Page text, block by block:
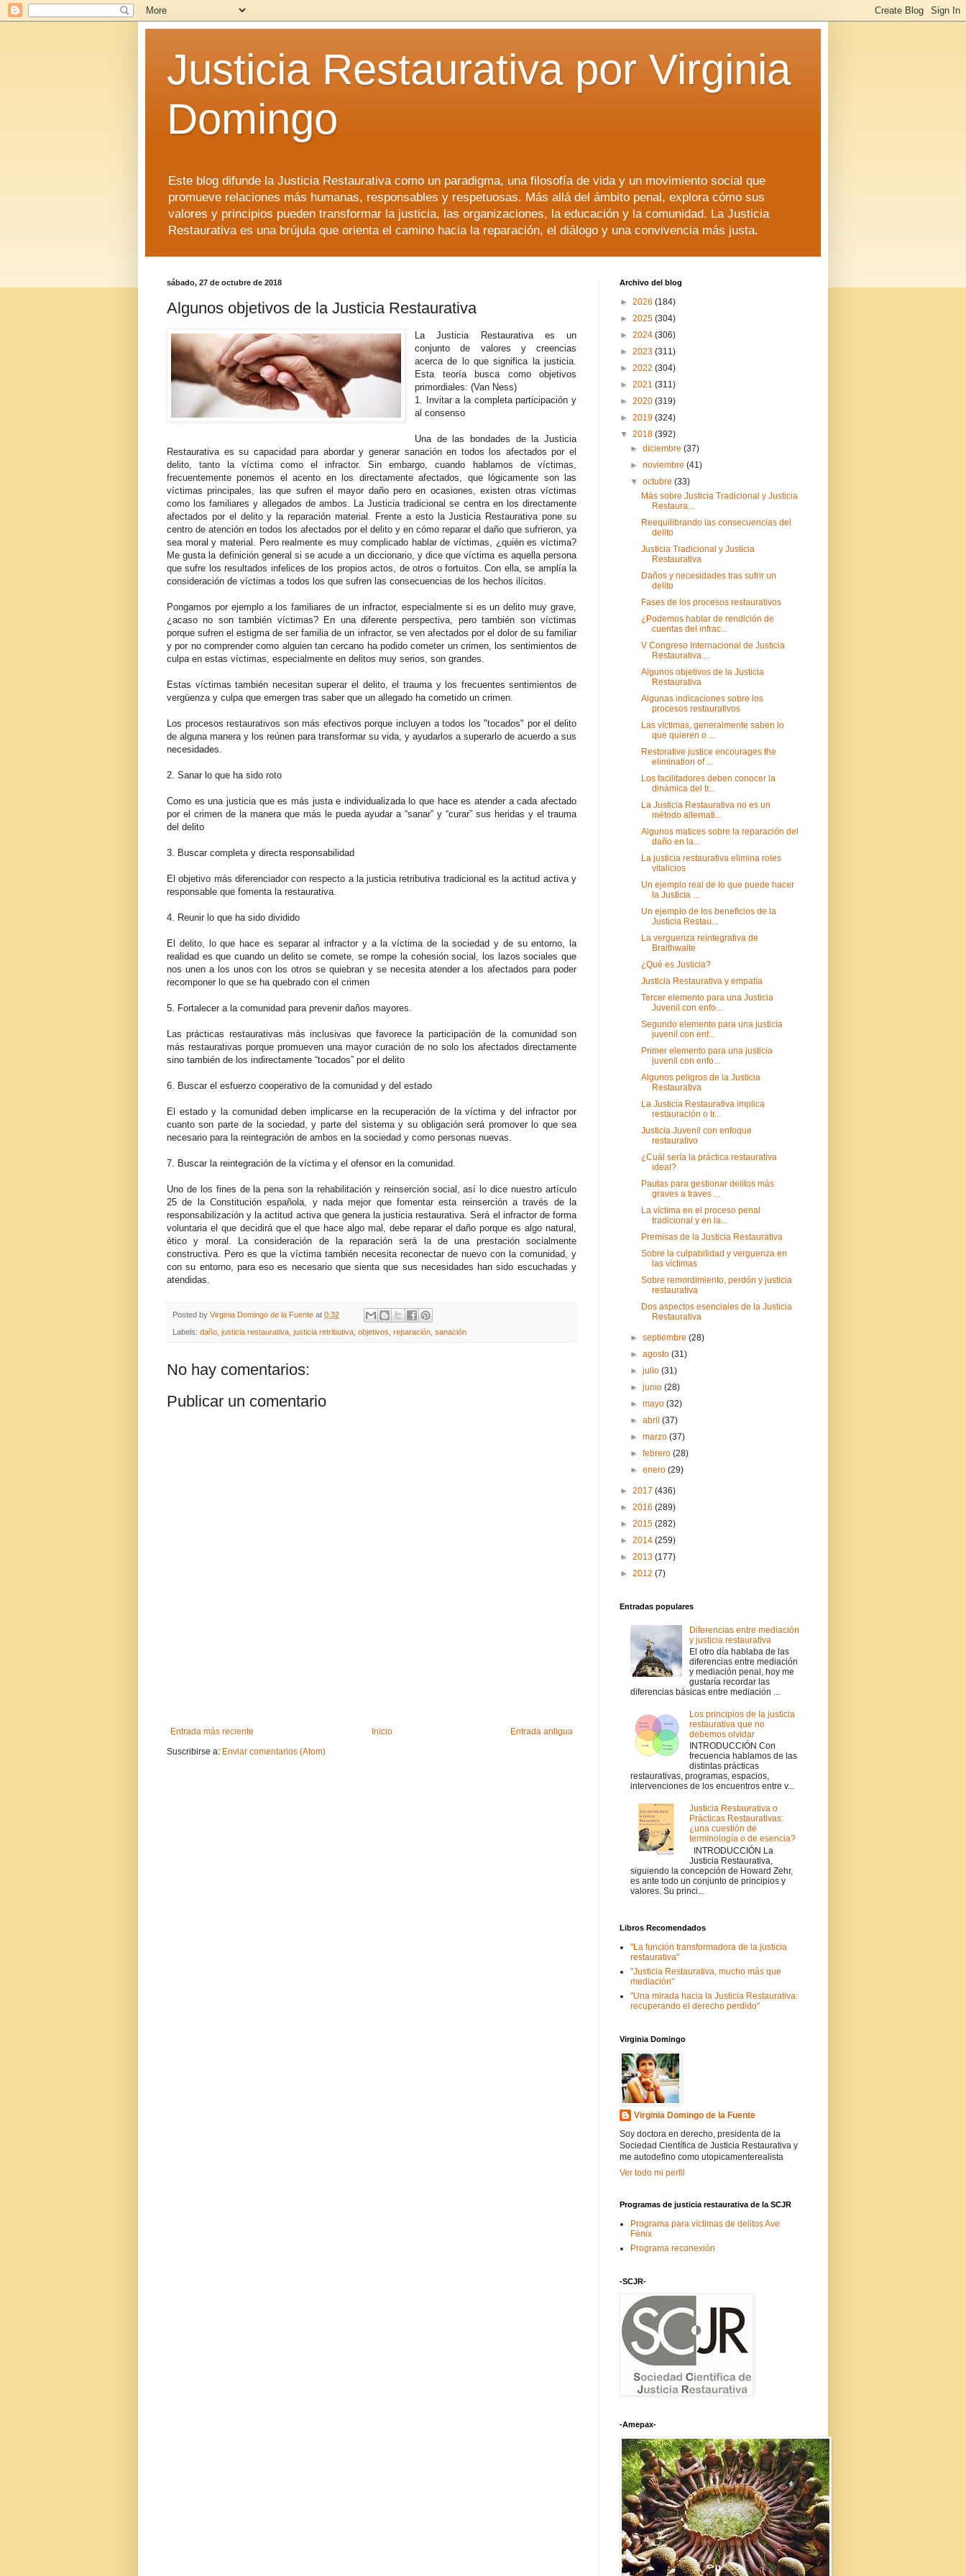
Justicia Restaurativa por Virginia
Domingo
Este blog difunde la Justicia Restaurativa como un paradigma, una filosofía de vida y un movimiento social que
promueve relaciones más humanas, responsables y respetuosas. Más allá del ámbito penal, explora cómo sus
valores y principios pueden transformar la justicia, las organizaciones, la educación y la comunidad. La Justicia
Restaurativa es una brújula que orienta el camino hacia la reparación, el diálogo y una convivencia más justa.
sábado, 27 de octubre de 2018
Algunos objetivos de la Justicia Restaurativa
La Justicia Restaurativa es un
conjunto de valores y creencias
acerca de lo que significa la justicia.
Esta teoría busca como objetivos
primordiales: (Van Ness)
1. Invitar a la completa participación y
al consenso
Una de las bondades de la Justicia
Restaurativa es su capacidad para abordar y generar sanación en todos los afectados por el
delito, tanto la víctima como el infractor. Sin embargo, cuando hablamos de víctimas,
frecuentemente ponemos el acento en los directamente afectados, que lógicamente son las
víctimas principales, las que sufren el mayor daño pero en ocasiones, existen otras víctimas
como los familiares y allegados de ambos. La Justicia tradicional se centra en los directamente
afectados por el delito y la reparación material. Frente a esto la Justicia Restaurativa pone su
centro de atención en todos los afectados por el delito y en cómo reparar el daño que sufrieron, ya
sea moral y material. Pero realmente es muy complicado hablar de víctimas, ¿quién es víctima?
Me gusta la definición general si se acude a un diccionario, y dice que víctima es aquella persona
que sufre los resultados infelices de los propios actos, de otros o fortuitos. Con ella, se amplía la
consideración de víctimas a todos los que sufren las consecuencias de los hechos ilícitos.
Pongamos por ejemplo a los familiares de un infractor, especialmente si es un delito muy grave,
¿acaso no son también víctimas? En una diferente perspectiva, pero también son víctimas
porque sufren el estigma de ser familia de un infractor, se ven afectados por el dolor de su familiar
y por no comprender como alguien tan cercano ha podido cometer un crimen, los sentimientos de
culpa en estas víctimas, especialmente en delitos muy serios, son grandes.
Estas víctimas también necesitan superar el delito, el trauma y los frecuentes sentimientos de
vergüenza y culpa que emergen tras saber que un allegado ha cometido un crimen.
Los procesos restaurativos son más efectivos porque incluyen a todos los "tocados" por el delito
de alguna manera y los reúnen para transformar su vida, y ayudarlos a superarlo de acuerdo a sus
necesidades.
2. Sanar lo que ha sido roto
Como es una justicia que es más justa e individualizada lo que hace es atender a cada afectado
por el crimen de la manera que más le pueda ayudar a “sanar” y “curar” sus heridas y el trauma
del delito
3. Buscar completa y directa responsabilidad
El objetivo más diferenciador con respecto a la justicia retributiva tradicional es la actitud activa y
responsable que fomenta la restaurativa.
4. Reunir lo que ha sido dividido
El delito, lo que hace es separar al infractor y a la víctima de la sociedad y de su entorno, la
realidad es que cuando un delito se comete, se rompe la cohesión social, los lazos sociales que
nos unen a los unos con los otros se quiebran y se necesita atender a los afectados para poder
recomponer lo que se ha quebrado con el crimen
5. Fortalecer a la comunidad para prevenir daños mayores.
Las prácticas restaurativas más inclusivas que favorece la participación de la comunidad son
más restaurativas porque promueven una mayor curación de no solo los afectados directamente
sino también de los indirectamente “tocados” por el delito
6. Buscar el esfuerzo cooperativo de la comunidad y del estado
El estado y la comunidad deben implicarse en la recuperación de la víctima y del infractor por
cuanto son parte de la sociedad, y parte del sistema y su obligación será promover lo que sea
necesario para la reintegración de ambos en la sociedad y como personas nuevas.
7. Buscar la reintegración de la víctima y el ofensor en la comunidad.
Uno de los fines de la pena son la rehabilitación y reinserción social, así lo dice nuestro artículo
25 de la Constitución española, y nada mejor que fomentar esta reinserción a través de la
responsabilización y la actitud activa que genera la justicia restaurativa. Será el infractor de forma
voluntaria el que decidirá que el que hace algo mal, debe reparar el daño porque es algo natural,
ético y moral. La consideración de la reparación será la de una prestación socialmente
constructiva. Pero es que la víctima también necesita reconectar de nuevo con la comunidad, y
con su entorno, para eso es necesario que sienta que sus necesidades han sido escuchadas y
atendidas.
Posted by Virginia Domingo de la Fuente at 0:32
Labels: daño, justicia restaurativa, justicia retributiva, objetivos, reparación, sanación
No hay comentarios:
Publicar un comentario
Entrada más reciente Entrada antigua
Inicio
Suscribirse a: Enviar comentarios (Atom)
Archivo del blog
► 2026 (184)
► 2025 (304)
► 2024 (306)
► 2023 (311)
► 2022 (304)
► 2021 (311)
► 2020 (319)
► 2019 (324)
▼ 2018 (392)
►diciembre(37)
►noviembre(41)
▼octubre(33)
Más sobre Justicia Tradicional y Justicia
Restaura...
Reequilibrando las consecuencias del
delito
Justicia Tradicional y Justicia
Restaurativa
Daños y necesidades tras sufrir un
delito
Fases de los procesos restaurativos
¿Podemos hablar de rendición de
cuentas del infrac...
V Congreso Internacional de Justicia
Restaurativa:...
Algunos objetivos de la Justicia
Restaurativa
Algunas indicaciones sobre los
procesos restaurativos
Las víctimas, generalmente saben lo
que quieren o ...
Restorative justice encourages the
elimination of ...
Los facilitadores deben conocer la
dinámica del tr...
La Justicia Restaurativa no es un
método alternati...
Algunos matices sobre la reparación del
daño en la...
La justicia restaurativa elimina roles
vitalicios
Un ejemplo real de lo que puede hacer
la Justicia ...
Un ejemplo de los beneficios de la
Justicia Restau...
La verguenza reintegrativa de
Braithwaite
¿Qué es Justicia?
Justicia Restaurativa y empatía
Tercer elemento para una Justicia
Juvenil con enfo...
Segundo elemento para una justicia
juvenil con enf...
Primer elemento para una justicia
juvenil con enfo...
Algunos peligros de la Justicia
Restaurativa
La Justicia Restaurativa implica
restauración o tr...
Justicia Juvenil con enfoque
restaurativo
¿Cuál sería la práctica restaurativa
ideal?
Pautas para gestionar delitos más
graves a traves ...
La víctima en el proceso penal
tradicional y en la...
Premisas de la Justicia Restaurativa
Sobre la culpabilidad y verguenza en
las víctimas
Sobre remordimiento, perdón y justicia
restaurativa
Dos aspectos esenciales de la Justicia
Restaurativa
►septiembre(28)
►agosto(31)
►julio(31)
►junio(28)
►mayo(32)
►abril(37)
►marzo(37)
►febrero(28)
►enero(29)
► 2017 (436)
► 2016 (289)
► 2015 (282)
► 2014 (259)
► 2013 (177)
► 2012 (7)
Entradas populares
Diferencias entre mediación
y justicia restaurativa
El otro día hablaba de las
diferencias entre mediación
y mediación penal, hoy me
gustaría recordar las
diferencias básicas entre mediación ...
Los principios de la justicia
restaurativa que no
debemos olvidar
INTRODUCCIÓN Con
frecuencia hablamos de las
distintas prácticas
restaurativas, programas, espacios,
intervenciones de los encuentros entre v...
Justicia Restaurativa o
Prácticas Restaurativas:
¿una cuestión de
terminología o de esencia?
INTRODUCCIÓN La
Justicia Restaurativa,
siguiendo la concepción de Howard Zehr,
es ante todo un conjunto de principios y
valores. Su princi...
Libros Recomendados
"La función transformadora de la justicia
restaurativa"
"Justicia Restaurativa, mucho más que
mediación"
"Una mirada hacia la Justicia Restaurativa:
recuperando el derecho perdido"
Virginia Domingo
Virginia Domingo de la Fuente
Soy doctora en derecho, presidenta de la
Sociedad Científica de Justicia Restaurativa y
me autodefino como utopicamenterealista
Ver todo mi perfil
Programas de justicia restaurativa de la SCJR
Programa para víctimas de delitos Ave
Fénix
Programa reconexión
-SCJR-
-Amepax-